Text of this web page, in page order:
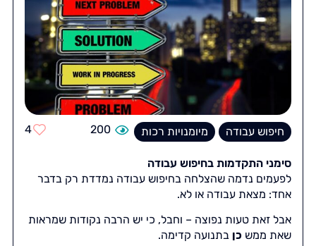
חיפוש עבודה מיומנויות רכות 200
4
סימני התקדמות בחיפוש עבודה
לפעמים נדמה שהצלחה בחיפוש עבודה נמדדת רק בדבר
אחד: מצאת עבודה או לא.
אבל זאת טעות נפוצה – וחבל, כי יש הרבה נקודות שמראות
שאת ממשכן בתנועה קדימה.